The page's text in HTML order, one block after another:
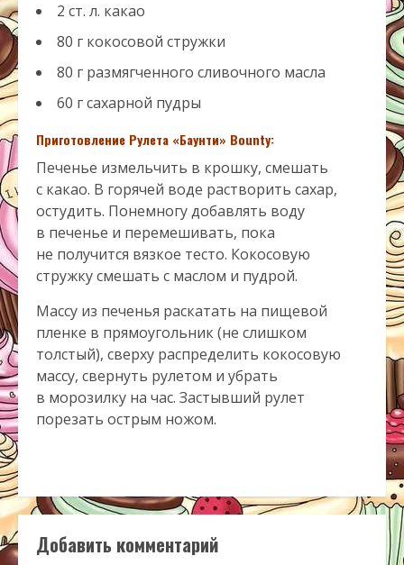
2 ст. л. какао
80 г кокосовой стружки
80 г размягченного сливочного масла
60 г сахарной пудры
Приготовление Рулета «Баунти» Bounty:
Печенье измельчить в крошку, смешать
с какао. В горячей воде растворить сахар,
остудить. Понемногу добавлять воду
в печенье и перемешивать, пока
не получится вязкое тесто. Кокосовую
стружку смешать с маслом и пудрой.
Массу из печенья раскатать на пищевой
пленке в прямоугольник (не слишком
толстый), сверху распределить кокосовую
массу, свернуть рулетом и убрать
в морозилку на час. Застывший рулет
порезать острым ножом.
Добавить комментарий